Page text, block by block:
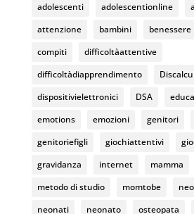
k C
h
a
n
n
el
adolescenti adolescentionline
attenzione
bambini benessere
compiti
difficoltàattentive
difficoltàdiapprendimento
dispositivielettronici
DSA
emotions
emozioni genitori
genitoriefigli
giochiattentivi
gravidanza
internet mamma
metodo di studio
momtobe
neonati
neonato osteopata